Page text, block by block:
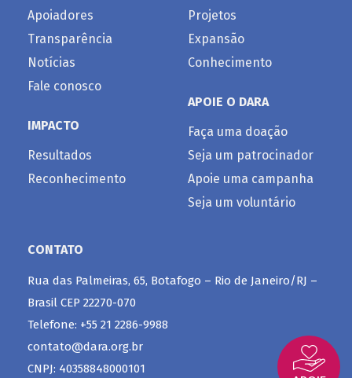
Apoiadores
Transparência
Notícias
Fale conosco
IMPACTO
Resultados
Reconhecimento
Projetos
Expansão
Conhecimento
APOIE O DARA
Faça uma doação
Seja um patrocinador
Apoie uma campanha
Seja um voluntário
CONTATO
Rua das Palmeiras, 65, Botafogo – Rio de Janeiro/RJ –
Brasil CEP 22270-070
Telefone: +55 21 2286-9988
contato@dara.org.br
CNPJ: 40358848000101